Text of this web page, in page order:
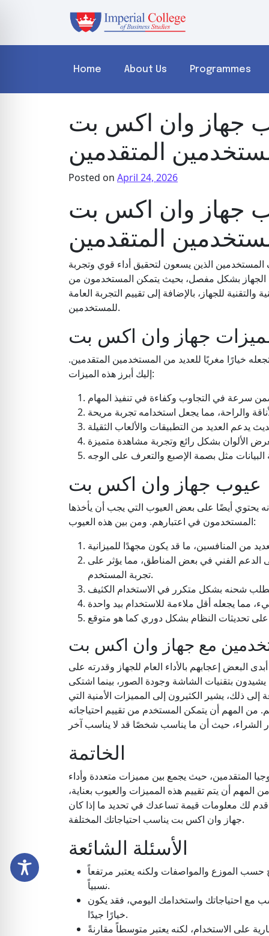
Home About Us Programmes
جهاز وان اكس بت
المتقدمين
Posted on April 24, 2026
جهاز وان اكس بت
المتقدمين
الذين يسعون لتحقيق أداء قوي وتجربة
بشكل مفصل، بحيث يتمكن المستخدمون من
للجهاز، بالإضافة إلى تقييم التجربة العامة
للمستخدمين.
جهاز وان اكس بت
خيارًا مغريًا للعديد من المستخدمين المتقدمين.
إليك أبرز هذه الميزات:
عيوب جهاز وان اكس بت
يحتوي أيضًا على بعض العيوب التي يجب أن يأخذها
المستخدمون في اعتبارهم. ومن بين هذه العيوب:
الدعم الفني في بعض المناطق، مما يؤثر على
تجربة المستخدم.
مع جهاز وان اكس بت
إعجابهم بالأداء العام للجهاز وقدرته على
بتقنيات الشاشة وجودة الصور، بينما اشتكى
ذلك، يشير الكثيرون إلى المميزات الأمنية التي
من المهم أن يتمكن المستخدم من تقييم احتياجاته
الخاتمة
المتقدمين، حيث يجمع بين مميزات متعددة وأداء
أن يتم تقييم هذه المميزات والعيوب بعناية،
قدم لك معلومات قيمة تساعدك في تحديد ما إذا كان
جهاز وان اكس بت يناسب احتياجاتك المختلفة.
الأسئلة الشائعة
حسب الموزع والمواصفات ولكنه يعتبر مرتفعاً
نسبياً.
مع احتياجاتك واستخدامك اليومي، فقد يكون
خيارًا جيدًا.
على الاستخدام، لكنه يعتبر متوسطاً مقارنةً